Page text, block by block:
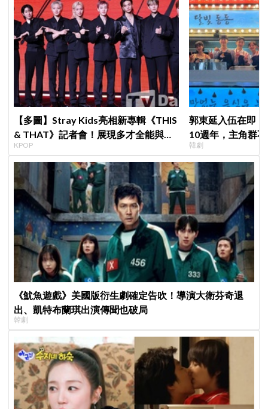
【多圖】Stray Kids亮相新專輯《THIS
& THAT》記者會！展現多才全能與滿
滿自信，預告「以熱治熱」炸裂夏日音
樂圈
KPOP
郭東延入伍在即
10週年，主角群
錄製特別節目
韓劇
《魷魚遊戲》美國版衍生劇確定告吹！導演大衛芬奇退
出、凱特布蘭琪出演傳聞也破局
韓劇